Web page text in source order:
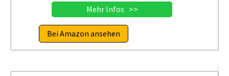
Mehr Infos >>
Bei Amazon ansehen